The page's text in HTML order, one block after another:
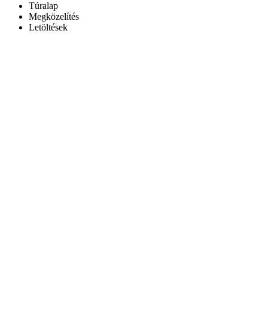
Túralap
Megközelítés
Letöltések